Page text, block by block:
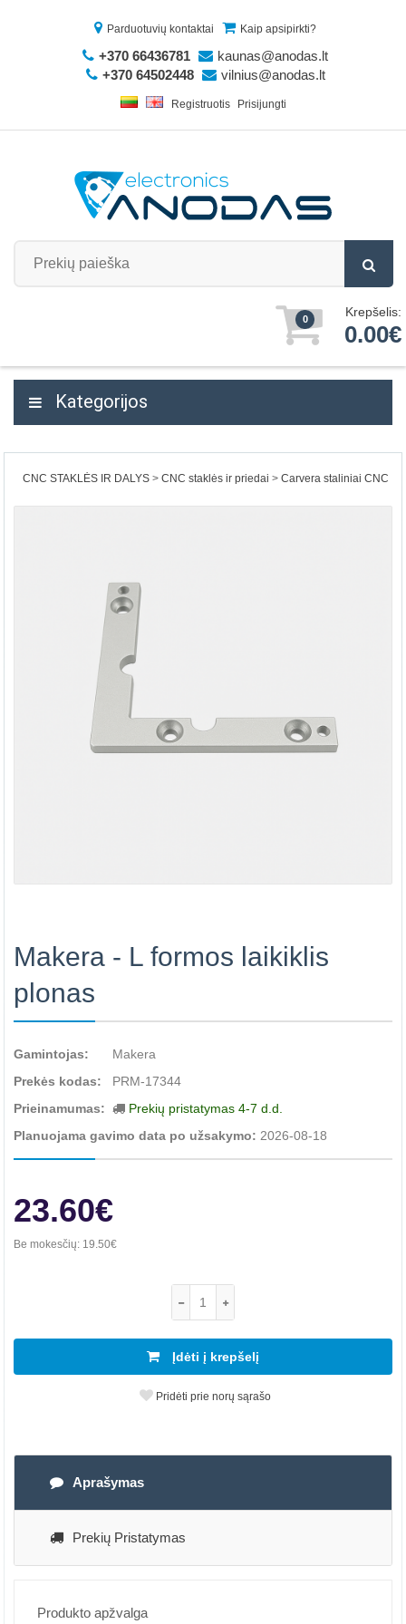
Parduotuvių kontaktai Kaip apsipirkti?
+370 66436781
kaunas@anodas.lt
+370 64502448
vilnius@anodas.lt
Registruotis Prisijungti
0 Krepšelis:
0.00€
Kategorijos
CNC STAKLĖS IR DALYS CNC staklės ir priedai Carvera staliniai CNC
Makera - L formos laikiklis
plonas
Gamintojas:
Makera
Prekės kodas:
PRM-17344
Prieinamumas:
Prekių pristatymas 4-7 d.d.
Planuojama gavimo data po užsakymo: 2026-08-18
23.60€
Be mokesčių: 19.50€
Įdėti į krepšelį
Pridėti prie norų sąrašo
Aprašymas
Prekių Pristatymas
Produkto apžvalga